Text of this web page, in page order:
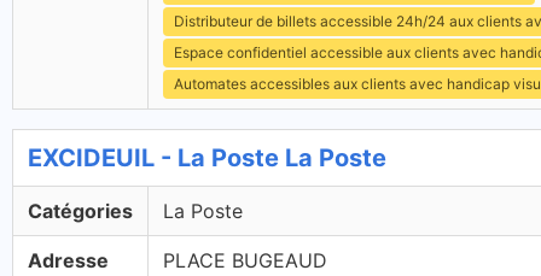
Distributeur de billets accessible 24h/24 aux clients
Espace confidentiel accessible aux clients avec
Automates accessibles aux clients avec handicap
EXCIDEUIL - La Poste La Poste
Catégories La Poste
Adresse
PLACE BUGEAUD